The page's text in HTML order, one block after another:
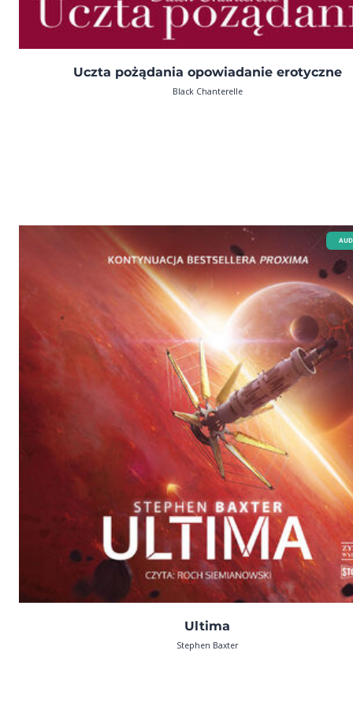
Uczta pożądania opowiadanie erotyczne
Black Chanterelle
Ultima
Stephen Baxter